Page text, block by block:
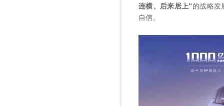
连横、后来居上”的战略发
自信。